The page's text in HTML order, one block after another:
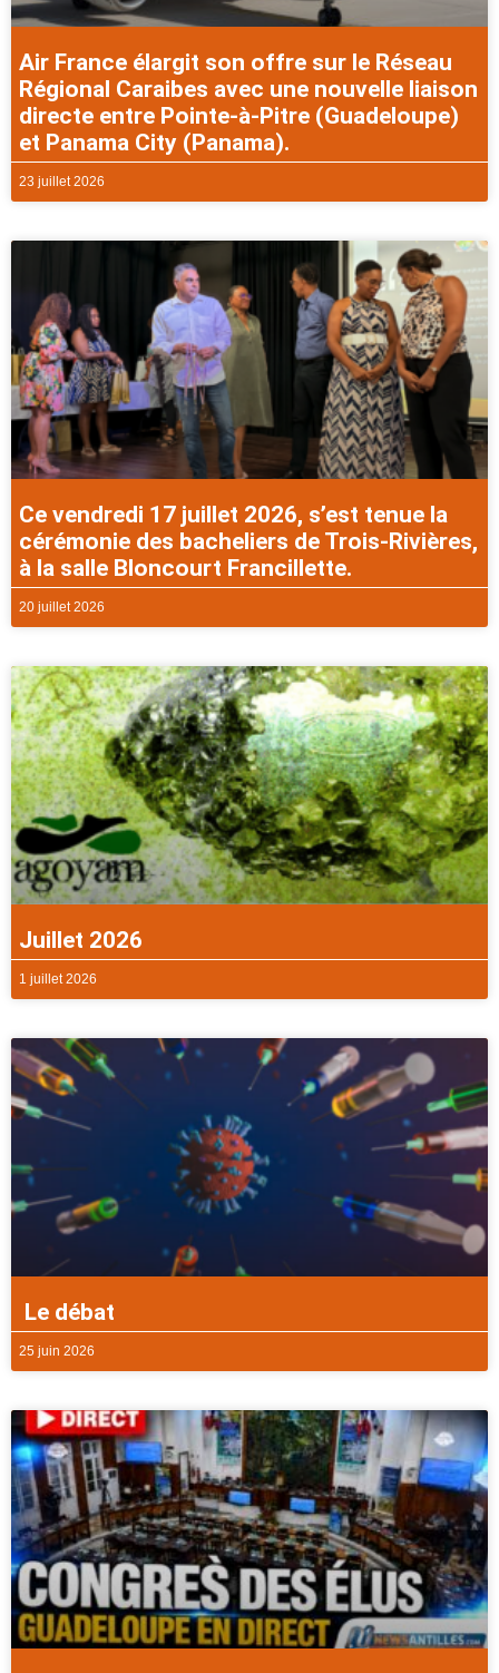
Air France élargit son offre sur le Réseau
Régional Caraibes avec une nouvelle liaison
directe entre Pointe-à-Pitre (Guadeloupe)
et Panama City (Panama).
23 juillet 2026
Ce vendredi 17 juillet 2026, s’est tenue la
cérémonie des bacheliers de Trois-Rivières,
à la salle Bloncourt Francillette.
20 juillet 2026
Juillet 2026
1 juillet 2026
Le débat
25 juin 2026